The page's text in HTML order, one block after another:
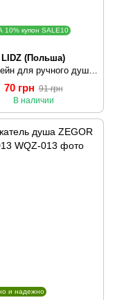
10% купон SALE10
LIDZ (Польша)
Кронштейн для ручного душа Lidz (CRM)-49 00 110 00
70 грн 91 грн
В наличии
и надежно